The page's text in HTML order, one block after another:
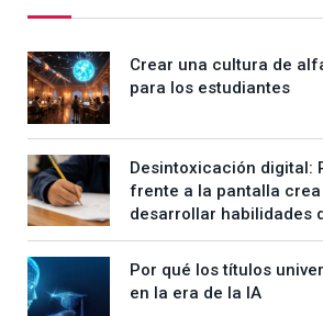
Crear una cultura de
para los estudiantes
Desintoxicación digital:
frente a la pantalla
desarrollar habilidades
Por qué los títulos
en la era de la IA